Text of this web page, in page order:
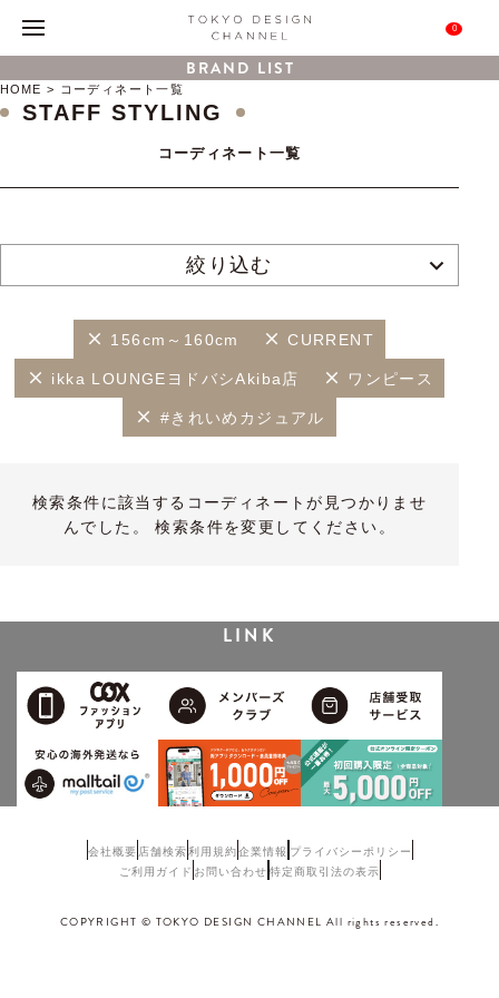
0
BRAND LIST
HOME コーディネート一覧
STAFF STYLING
コーディネート一覧
絞り込む
156cm～160cm CURRENT
ikka LOUNGEヨドバシAkiba店 ワンピース
#きれいめカジュアル
検索条件に該当するコーディネートが見つかりませ
んでした。 検索条件を変更してください。
LINK
会社概要 店舗検索利用規約企業情報 プライバシーポリシー
ご利用ガイド お問い合わせ 特定商取引法の表示
COPYRIGHT © TOKYO DESIGN CHANNEL All rights reserved.